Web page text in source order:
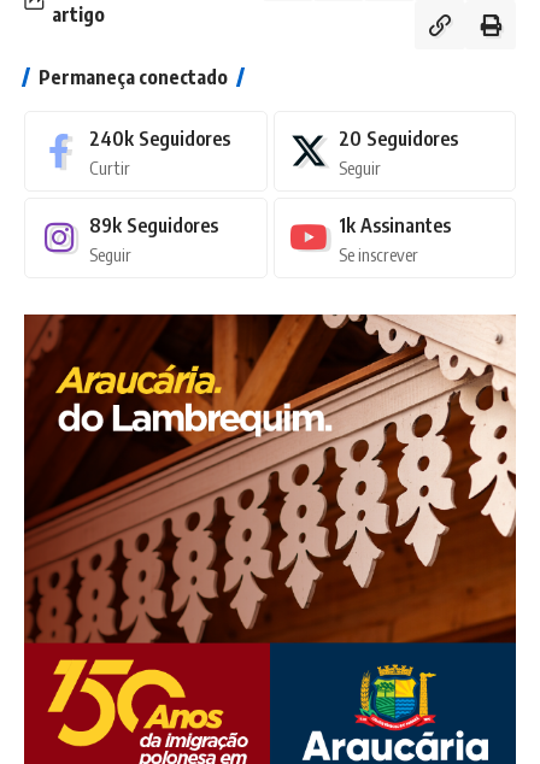
artigo
Permaneça conectado
240k Seguidores
Curtir
20 Seguidores
Seguir
89k Seguidores
Seguir
1k Assinantes
Se inscrever